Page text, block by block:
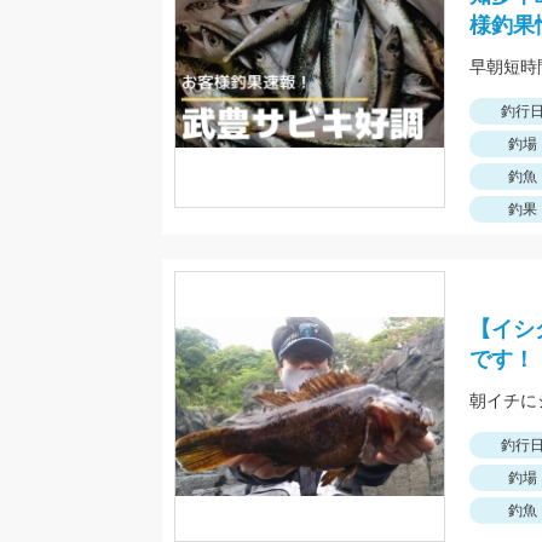
様釣
早朝短時
釣行
釣場
釣魚
釣果
【イ
です！
釣行
釣場
釣魚